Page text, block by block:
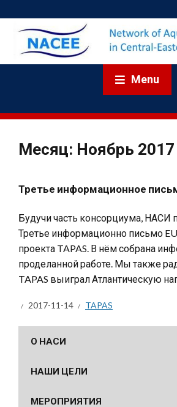
Menu
Месяц: Ноябрь 2017
Третье информационное
Будучи часть консорциума, НАСИ
Третье информационно письмо
проекта TAPAS. В нём собрана
проделанной работе. Мы также
TAPAS выиграл Атлантическую
2017-11-14 TAPAS
О НАСИ
НАШИ ЦЕЛИ
МЕРОПРИЯТИЯ